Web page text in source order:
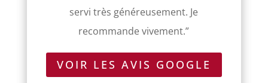
servi très généreusement. Je
recommande vivement.”
VOIR LES AVIS GOOGLE